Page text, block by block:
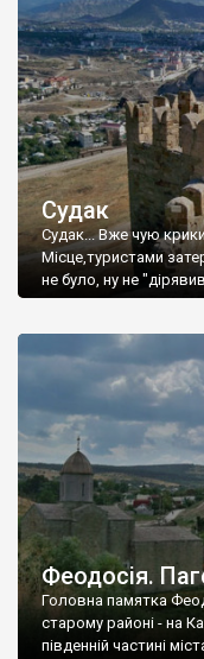
Судак
Судак... Вже чую
Місце,туристами
не було, ну не
Феодосія.
Головна памятка
старому районі - на
південній частині